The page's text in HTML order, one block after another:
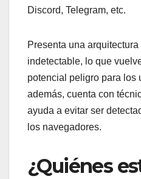
Discord, Telegram, etc.
Presenta una
indetectable, lo que
potencial peligro para los
además, cuenta con
ayuda a evitar ser
los navegadores.
¿Quiénes